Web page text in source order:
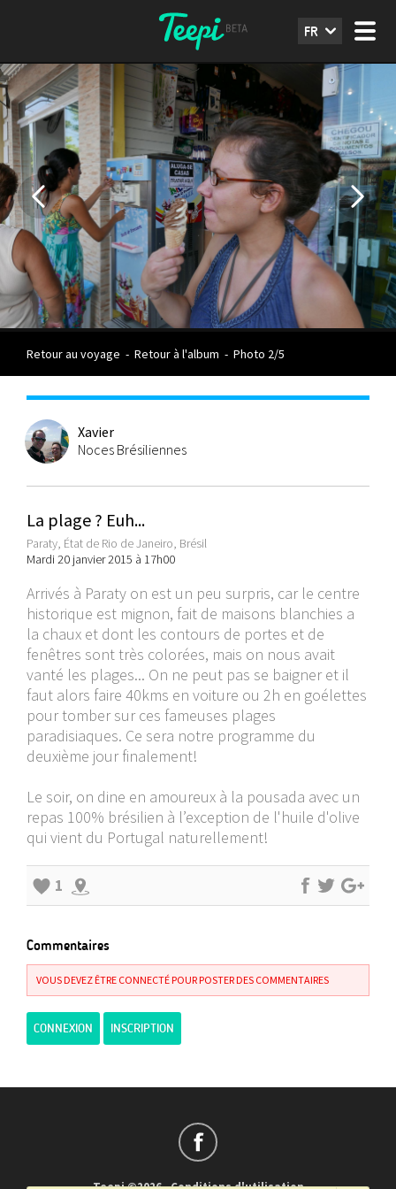
FR
Retour au voyage - Retour à l'album - Photo 2/5
Xavier
Noces Brésiliennes
La plage ? Euh...
Paraty, État de Rio de Janeiro, Brésil
Mardi 20 janvier 2015 à 17h00
Arrivés à Paraty on est un peu surpris, car le centre
historique est mignon, fait de maisons blanchies a
la chaux et dont les contours de portes et de
fenêtres sont très colorées, mais on nous avait
vanté les plages... On ne peut pas se baigner et il
faut alors faire 40kms en voiture ou 2h en goélettes
pour tomber sur ces fameuses plages
paradisiaques. Ce sera notre programme du
deuxième jour finalement!
Le soir, on dine en amoureux à la pousada avec un
repas 100% brésilien à l’exception de l'huile d'olive
qui vient du Portugal naturellement!
1
Commentaires
VOUS DEVEZ ÊTRE CONNECTÉ POUR POSTER DES COMMENTAIRES
CONNEXION INSCRIPTION